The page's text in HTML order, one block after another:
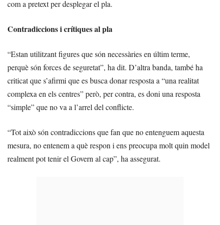
com a pretext per desplegar el pla.
Contradiccions i crítiques al pla
“Estan utilitzant figures que són necessàries en últim terme,
perquè són forces de seguretat”, ha dit. D’altra banda, també ha
criticat que s’afirmi que es busca donar resposta a “una realitat
complexa en els centres” però, per contra, es doni una resposta
“simple” que no va a l’arrel del conflicte.
“Tot això són contradiccions que fan que no entenguem aquesta
mesura, no entenem a què respon i ens preocupa molt quin model
realment pot tenir el Govern al cap”, ha assegurat.